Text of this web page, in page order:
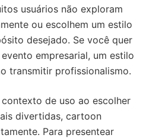
usuários não exploram
ou escolhem um estilo
desejado. Se você quer
empresarial, um estilo
transmitir profissionalismo.
de uso ao escolher
divertidas, cartoon
Para presentear